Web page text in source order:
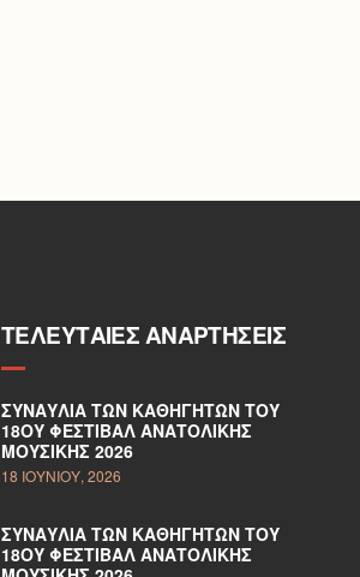
ΤΕΛΕΥΤΑΊΕΣ ΑΝΑΡΤΉΣΕΙΣ
ΣΥΝΑΥΛΊΑ ΤΩΝ ΚΑΘΗΓΗΤΏΝ ΤΟΥ
18ΟΥ ΦΕΣΤΙΒΆΛ ΑΝΑΤΟΛΙΚΉΣ
ΜΟΥΣΙΚΉΣ 2026
18 ΙΟΥΝΊΟΥ, 2026
ΣΥΝΑΥΛΊΑ ΤΩΝ ΚΑΘΗΓΗΤΏΝ ΤΟΥ
18ΟΥ ΦΕΣΤΙΒΆΛ ΑΝΑΤΟΛΙΚΉΣ